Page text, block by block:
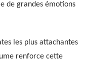
de grandes émotions
les plus attachantes
renforce cette